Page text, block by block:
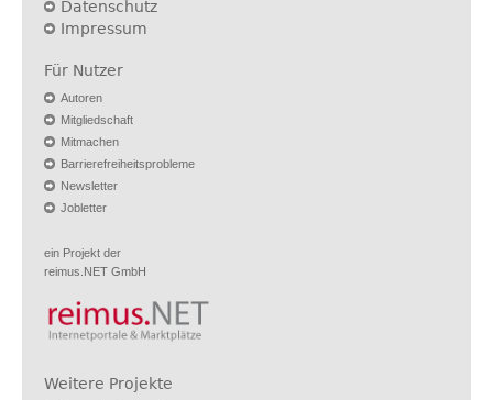
Datenschutz
Impressum
Für Nutzer
Autoren
Mitgliedschaft
Mitmachen
Barrierefreiheitsprobleme
Newsletter
Jobletter
ein Projekt der
reimus.NET GmbH
Weitere Projekte